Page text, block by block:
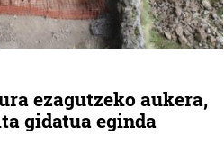
ezagutzeko aukera,
gidatua eginda